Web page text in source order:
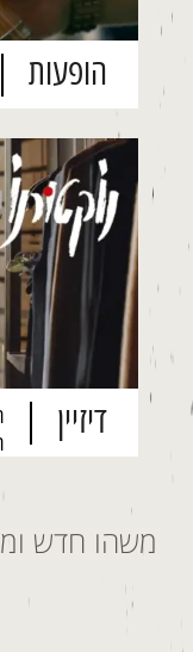
דיזיין
הופעות
משהו חדש